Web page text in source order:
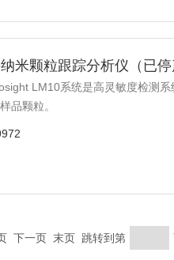
米颗粒跟踪分析仪（已停
LM10系统是高灵敏度检测
品颗粒。
下一页 末页 跳转到第